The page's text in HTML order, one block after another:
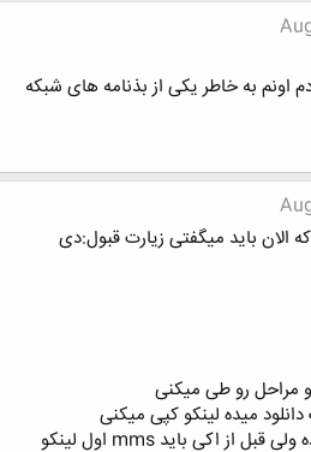
به خاطر یکی از بذنامه های شبکه
الان باید میگفتی زیارت قبول:دی
لینکو تو net support وارد کرده ولی قبل از اکی باید mms اول لینکو